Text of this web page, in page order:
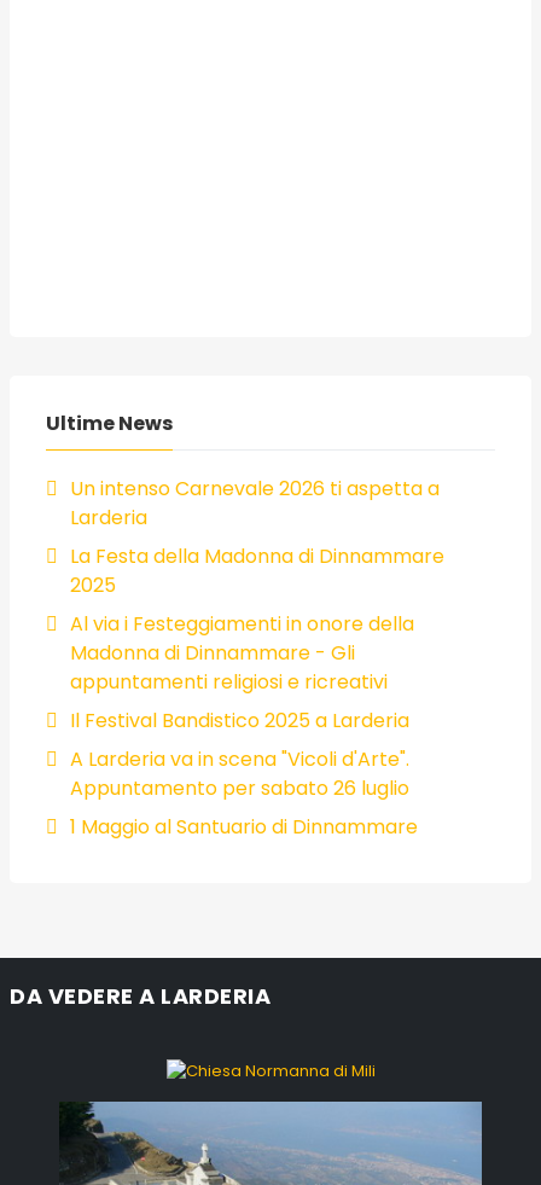
Ultime News
Un intenso Carnevale 2026 ti aspetta a
Larderia
La Festa della Madonna di Dinnammare
2025
Al via i Festeggiamenti in onore della
Madonna di Dinnammare - Gli
appuntamenti religiosi e ricreativi
Il Festival Bandistico 2025 a Larderia
A Larderia va in scena "Vicoli d'Arte".
Appuntamento per sabato 26 luglio
1 Maggio al Santuario di Dinnammare
DA VEDERE A LARDERIA